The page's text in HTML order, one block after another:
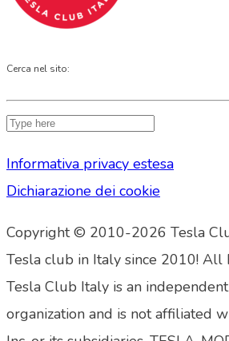
Cerca nel sito:
Informativa privacy estesa
Dichiarazione dei cookie
Copyright © 2010-2026 Tesla
Tesla club in Italy since 2010! All
Tesla Club Italy is an
organization and is not affiliated